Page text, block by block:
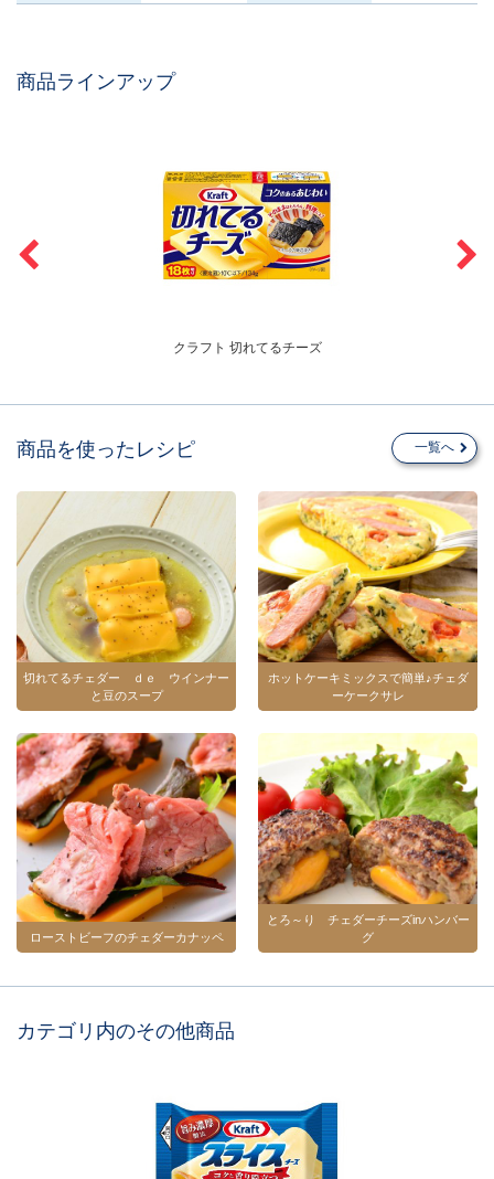
商品ラインアップ
クラフト 切れてるチーズ
商品を使ったレシピ 一覧へ
切れてるチェダー ｄｅ ウインナー
と豆のスープ
ホットケーキミックスで簡単♪チェダ
ーケークサレ
ローストビーフのチェダーカナッペ
とろ～り チェダーチーズinハンバー
グ
カテゴリ内のその他商品